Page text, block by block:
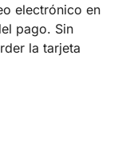
electrónico en
pago. Sin
la tarjeta